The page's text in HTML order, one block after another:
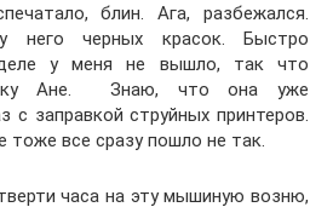
блин. Ага, разбежался.
него черных красок. Быстро
у меня не вышло, так что
Ане. Знаю, что она уже
с заправкой струйных принтеров.
тоже все сразу пошло не так.
часа на эту мышиную возню,